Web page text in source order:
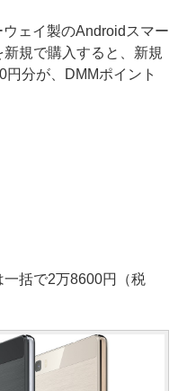
ェイ製のAndroidスマー
規で購入すると、新規
分が、DMMポイント
括で2万8600円（税